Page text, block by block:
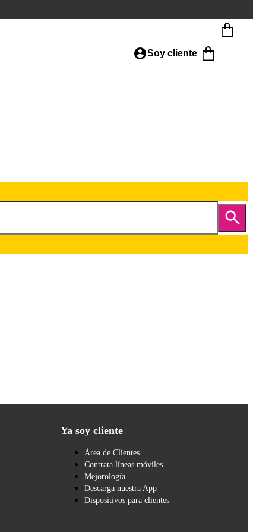
Soy cliente
Ya soy cliente
Área de Clientes
Contrata líneas móviles
Mejorología
Descarga nuestra App
Dispositivos para clientes